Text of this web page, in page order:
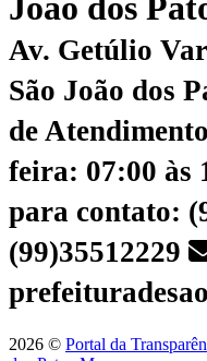
João dos
Av. Getúlio
São João dos
de
feira: 07:00 às
para contato:
(99)35512229
2026 © Portal da